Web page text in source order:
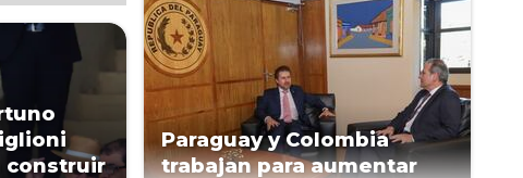
construir
Paraguay y Colombia
trabajan para aumentar